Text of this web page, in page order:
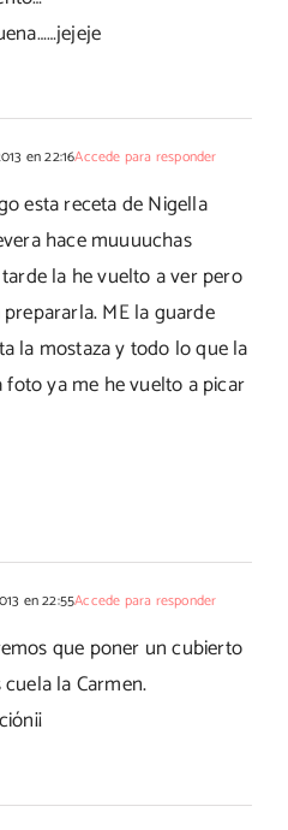
en 22:16Accede para responder
esta receta de Nigella
hace muuuuchas
la he vuelto a ver pero
ME la guarde
la mostaza y todo lo que la
foto ya me he vuelto a picar
en 22:55Accede para responder
que poner un cubierto
la Carmen.